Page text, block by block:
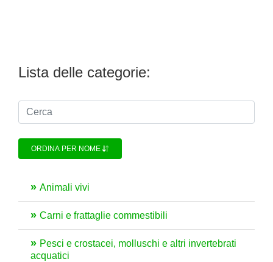
Lista delle categorie:
ORDINA PER NOME
Animali vivi
Carni e frattaglie commestibili
Pesci e crostacei, molluschi e altri invertebrati
acquatici